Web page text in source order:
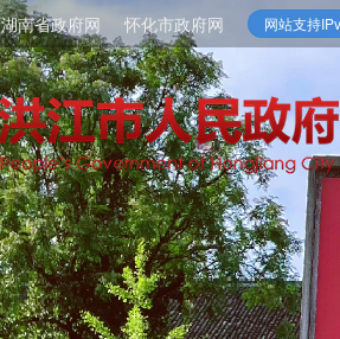
湖南省政府网 怀化市政府网 网站支持